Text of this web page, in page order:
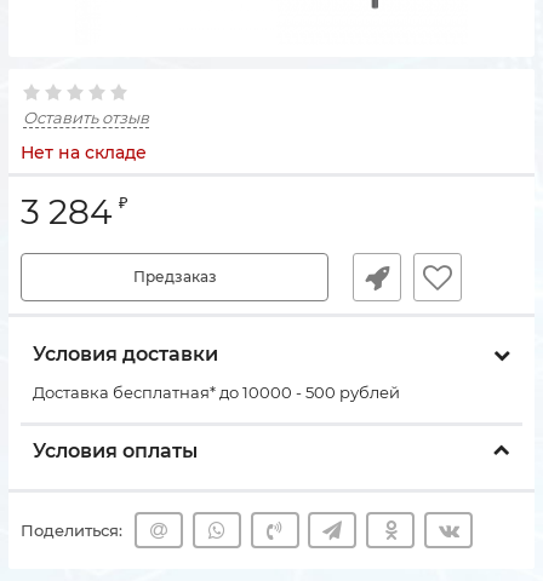
Оставить отзыв
Нет на складе
3 284 ₽
Предзаказ
Условия доставки
Доставка бесплатная* до 10000 - 500 рублей
Условия оплаты
Поделиться: